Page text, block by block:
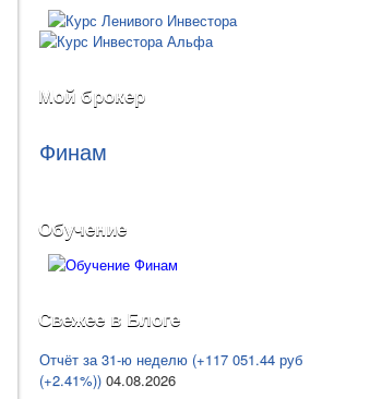
Мой брокер
Финам
Обучение
Свежее в Блоге
Отчёт за 31-ю неделю (+117 051.44 руб
(+2.41%)) 04.08.2026